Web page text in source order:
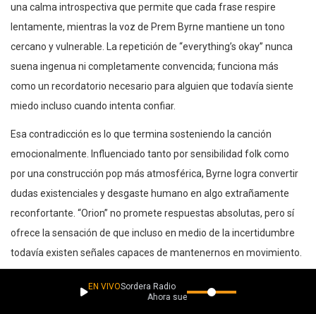
una calma introspectiva que permite que cada frase respire
lentamente, mientras la voz de Prem Byrne mantiene un tono
cercano y vulnerable. La repetición de “everything’s okay” nunca
suena ingenua ni completamente convencida; funciona más
como un recordatorio necesario para alguien que todavía siente
miedo incluso cuando intenta confiar.
Esa contradicción es lo que termina sosteniendo la canción
emocionalmente. Influenciado tanto por sensibilidad folk como
por una construcción pop más atmosférica, Byrne logra convertir
dudas existenciales y desgaste humano en algo extrañamente
reconfortante. “Orion” no promete respuestas absolutas, pero sí
ofrece la sensación de que incluso en medio de la incertidumbre
todavía existen señales capaces de mantenernos en movimiento.
Si te gustó este lanzamiento, apoya La Caverna aquí:
EN VIVOSordera Radio
Ahora suena